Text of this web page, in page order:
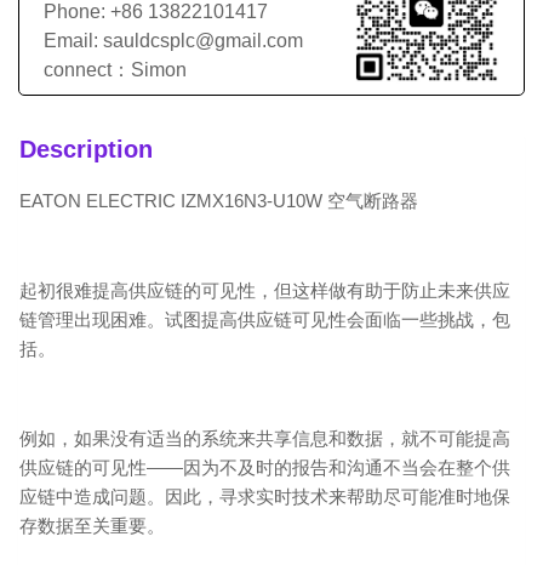
Phone: +86 13822101417
Email: sauldcsplc@gmail.com
connect：Simon
Description
EATON ELECTRIC IZMX16N3-U10W 空气断路器
起初很难提高供应链的可见性，但这样做有助于防止未来供应
链管理出现困难。试图提高供应链可见性会面临一些挑战，包
括。
例如，如果没有适当的系统来共享信息和数据，就不可能提高
供应链的可见性——因为不及时的报告和沟通不当会在整个供
应链中造成问题。因此，寻求实时技术来帮助尽可能准时地保
存数据至关重要。